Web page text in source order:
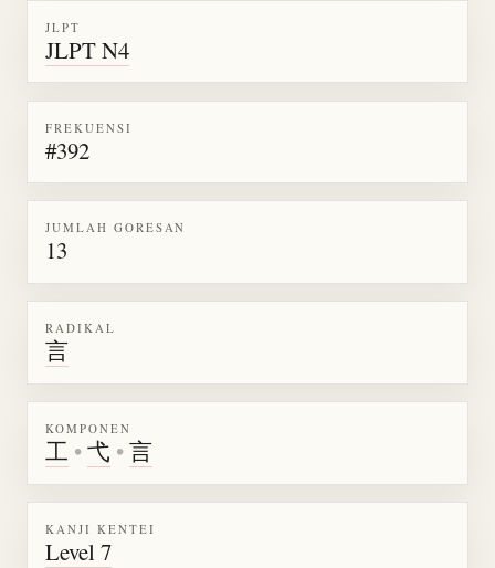
JLPT
JLPT N4
FREKUENSI
#392
JUMLAH GORESAN
13
RADIKAL
言
KOMPONEN
工 •弋 •言
KANJI KENTEI
Level 7